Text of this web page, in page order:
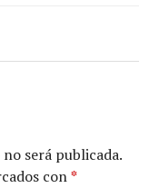
será publicada.
con*